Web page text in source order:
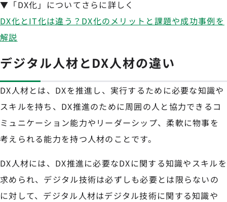
▼「DX化」についてさらに詳しく
DX化とIT化は違う？DX化のメリットと課題や成功事例を
解説
デジタル人材とDX人材の違い
DX人材とは、DXを推進し、実行するために必要な知識や
スキルを持ち、DX推進のために周囲の人と協力できるコ
ミュニケーション能力やリーダーシップ、柔軟に物事を
考えられる能力を持つ人材のことです。
DX人材には、DX推進に必要なDXに関する知識やスキルを
求められ、デジタル技術は必ずしも必要とは限らないの
に対して、デジタル人材はデジタル技術に関する知識や